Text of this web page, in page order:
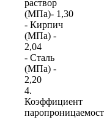
раствор
(МПа)- 1,30
- Кирпич
(МПа) -
2,04
- Сталь
(МПа) -
2,20
4.
Коэффициент